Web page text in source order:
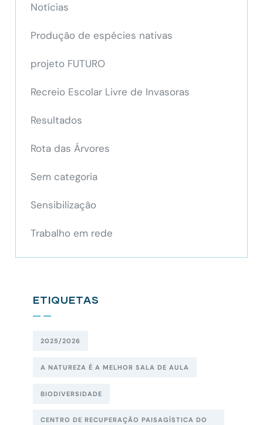
Notícias
Produção de espécies nativas
projeto FUTURO
Recreio Escolar Livre de Invasoras
Resultados
Rota das Árvores
Sem categoria
Sensibilização
Trabalho em rede
ETIQUETAS
2025/2026
A NATUREZA É A MELHOR SALA DE AULA
BIODIVERSIDADE
CENTRO DE RECUPERAÇÃO PAISAGÍSTICA DO